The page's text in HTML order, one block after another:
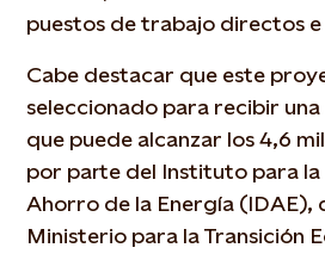
puestos de trabajo directos
Cabe destacar que este
seleccionado para recibir
que puede alcanzar los 4,6
por parte del Instituto para
Ahorro de la Energía (IDAE),
Ministerio para la Transición